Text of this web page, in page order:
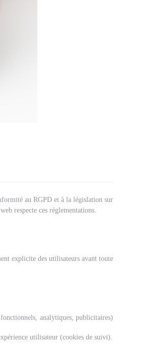
au RGPD et à la législation sur
respecte ces réglementations.
explicite des utilisateurs avant toute
analytiques, publicitaires)
utilisateur (cookies de suivi).